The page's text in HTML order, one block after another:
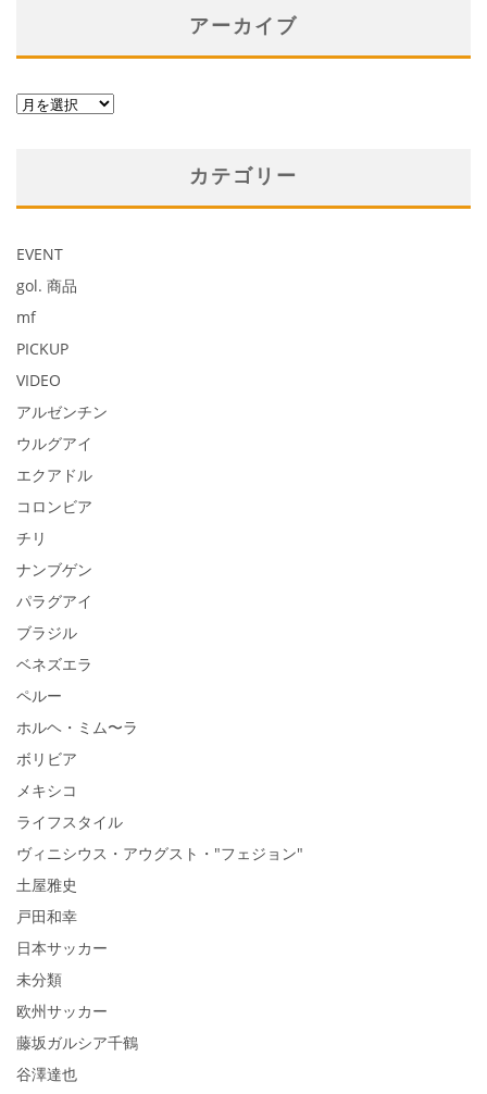
アーカイブ
ア
ブ
カテゴリー
EVENT
gol. 商品
mf
PICKUP
VIDEO
アルゼンチン
ウルグアイ
エクアドル
コロンビア
チリ
ナンブゲン
パラグアイ
ブラジル
ベネズエラ
ペルー
ホルヘ・ミム〜ラ
ボリビア
メキシコ
ライフスタイル
ヴィニシウス・アウグスト・"フェジョン"
土屋雅史
戸田和幸
日本サッカー
未分類
欧州サッカー
藤坂ガルシア千鶴
谷澤達也